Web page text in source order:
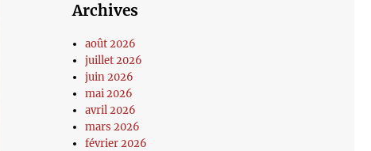
Archives
août 2026
juillet 2026
juin 2026
mai 2026
avril 2026
mars 2026
février 2026